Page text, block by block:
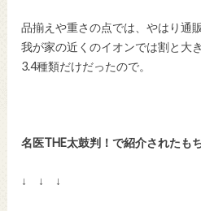
品揃えや重さの点では、やはり通
我が家の近くのイオンでは割と大
3.4種類だけだったので。
名医THE太鼓判！で紹介されたも
↓ ↓ ↓